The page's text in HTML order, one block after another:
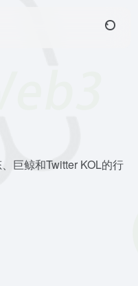
巨鲸和Twitter KOL的行